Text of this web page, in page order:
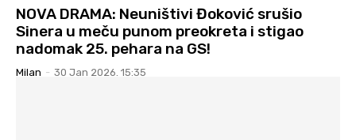
NOVA DRAMA: Neuništivi Đoković srušio
Sinera u meču punom preokreta i stigao
nadomak 25. pehara na GS!
Milan - 30 Jan 2026. 15:35